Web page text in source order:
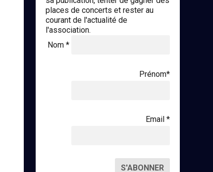
places de concerts et rester au
courant de l'actualité de
l'association.
Nom *
Prénom*
Email *